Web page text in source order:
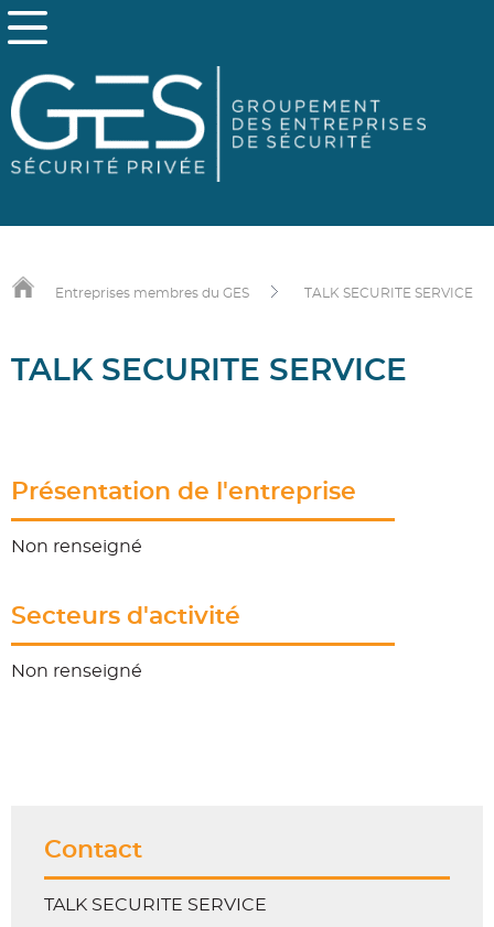
Entreprises membres du GES TALK SECURITE SERVICE
TALK SECURITE SERVICE
Présentation de l'entreprise
Non renseigné
Secteurs d'activité
Non renseigné
Contact
TALK SECURITE SERVICE